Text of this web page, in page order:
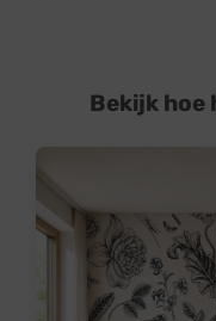
Bekijk hoe